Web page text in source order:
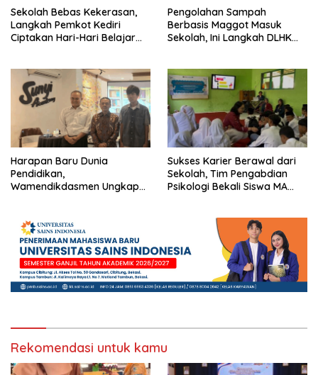
Sekolah Bebas Kekerasan,
Langkah Pemkot Kediri
Ciptakan Hari-Hari Belajar
Pengolahan Sampah
Berbasis Maggot Masuk
Sekolah, Ini Langkah DLHK
Harapan Baru Dunia
Pendidikan,
Wamendikdasmen Ungkap
Sukses Karier Berawal dari
Sekolah, Tim Pengabdian
Psikologi Bekali Siswa MA
Rekomendasi untuk kamu